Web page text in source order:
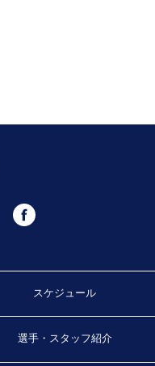
スケジュール
選手・スタッフ紹介